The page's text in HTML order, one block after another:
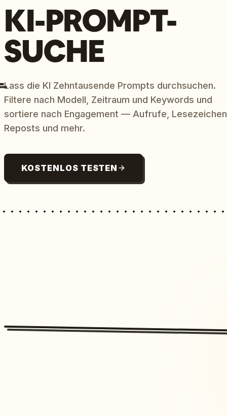
KI-PROMPT-
SUCHE
Lass die KI Zehntausende Prompts durchsuchen.
Filtere nach Modell, Zeitraum und Keywords und
sortiere nach Engagement — Aufrufe, Lesezeichen,
Reposts und mehr.
KOSTENLOS TESTEN